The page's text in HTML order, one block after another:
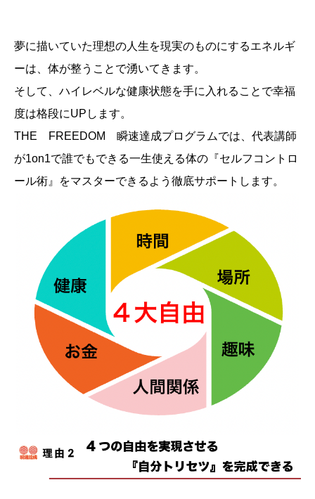
夢に描いていた理想の人生を現実のものにするエネルギ
ーは、体が整うことで湧いてきます。
そして、ハイレベルな健康状態を手に入れることで幸福
度は格段にUPします。
THE FREEDOM 瞬速達成プログラムでは、代表講師
が1on1で誰でもできる一生使える体の『セルフコントロ
ール術』をマスターできるよう徹底サポートします。